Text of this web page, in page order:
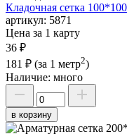
Кладочная сетка
артикул: 5871
Цена за 1 карту
36 ₽
181 ₽ (за 1 метр2)
Наличие: много
в корзину